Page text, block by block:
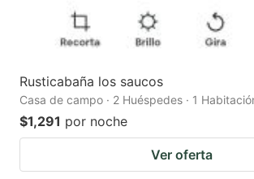
Rusticabaña los saucos
Casa de campo · 2 Huéspedes · 1
$1,291 por noche
Ver oferta